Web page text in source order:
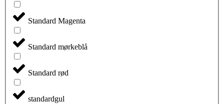
Standard Magenta
Standard mørkeblå
Standard rød
standardgul